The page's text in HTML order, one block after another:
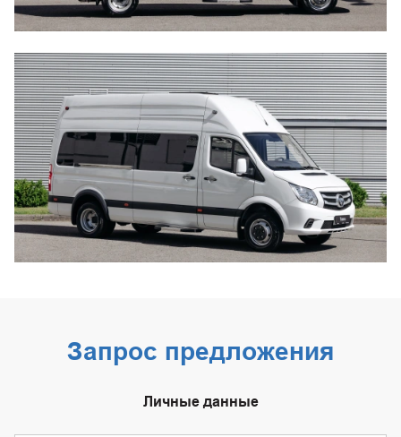
Запрос предложения
Личные данные